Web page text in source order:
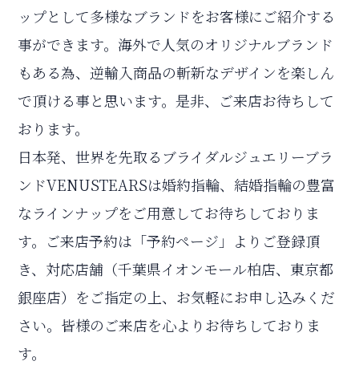
ップとして多様なブランドをお客様にご紹介する
事ができます。海外で人気のオリジナルブランド
もある為、逆輸入商品の斬新なデザインを楽しん
で頂ける事と思います。是非、ご来店お待ちして
おります。
日本発、世界を先取るブライダルジュエリーブラ
ンドVENUSTEARSは婚約指輪、結婚指輪の豊富
なラインナップをご用意してお待ちしておりま
す。ご来店予約は「予約ページ」よりご登録頂
き、対応店舗（千葉県イオンモール柏店、東京都
銀座店）をご指定の上、お気軽にお申し込みくだ
さい。皆様のご来店を心よりお待ちしておりま
す。